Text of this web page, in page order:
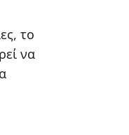
το
να